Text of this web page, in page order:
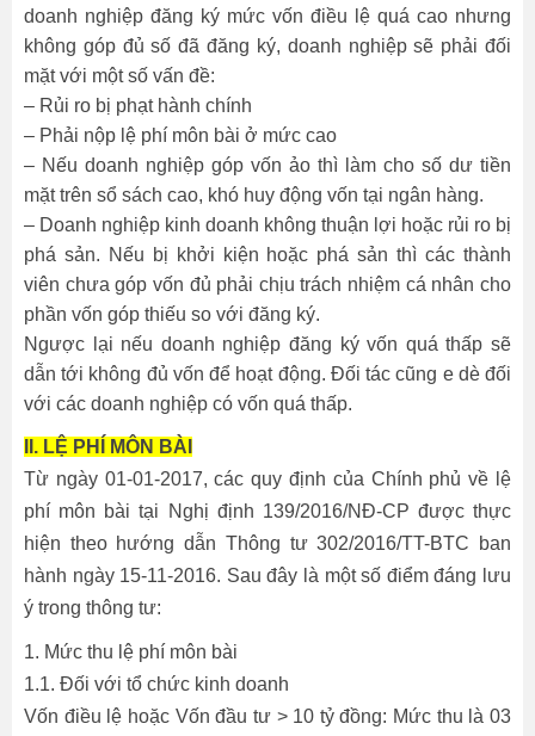
doanh nghiệp đăng ký mức vốn điều lệ quá cao nhưng
không góp đủ số đã đăng ký, doanh nghiệp sẽ phải đối
mặt với một số vấn đề:
– Rủi ro bị phạt hành chính
– Phải nộp lệ phí môn bài ở mức cao
– Nếu doanh nghiệp góp vốn ảo thì làm cho số dư tiền
mặt trên sổ sách cao, khó huy động vốn tại ngân hàng.
– Doanh nghiệp kinh doanh không thuận lợi hoặc rủi ro bị
phá sản. Nếu bị khởi kiện hoặc phá sản thì các thành
viên chưa góp vốn đủ phải chịu trách nhiệm cá nhân cho
phần vốn góp thiếu so với đăng ký.
Ngược lại nếu doanh nghiệp đăng ký vốn quá thấp sẽ
dẫn tới không đủ vốn để hoạt động. Đối tác cũng e dè đối
với các doanh nghiệp có vốn quá thấp.
II. LỆ PHÍ MÔN BÀI
Từ ngày 01-01-2017, các quy định của Chính phủ về lệ
phí môn bài tại Nghị định 139/2016/NĐ-CP được thực
hiện theo hướng dẫn Thông tư 302/2016/TT-BTC ban
hành ngày 15-11-2016. Sau đây là một số điểm đáng lưu
ý trong thông tư:
1. Mức thu lệ phí môn bài
1.1. Đối với tổ chức kinh doanh
Vốn điều lệ hoặc Vốn đầu tư > 10 tỷ đồng: Mức thu là 03